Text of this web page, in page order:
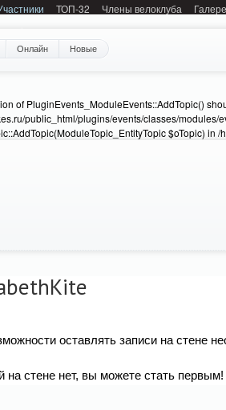
ТОП-32 Члены велоклуба
Онлайн Новые
of PluginEvents_ModuleEvents::AddTopic()
public_html/plugins/events/classes/
$oTopic)
оставлять записи на стене
на стене нет, вы можете стать первым!